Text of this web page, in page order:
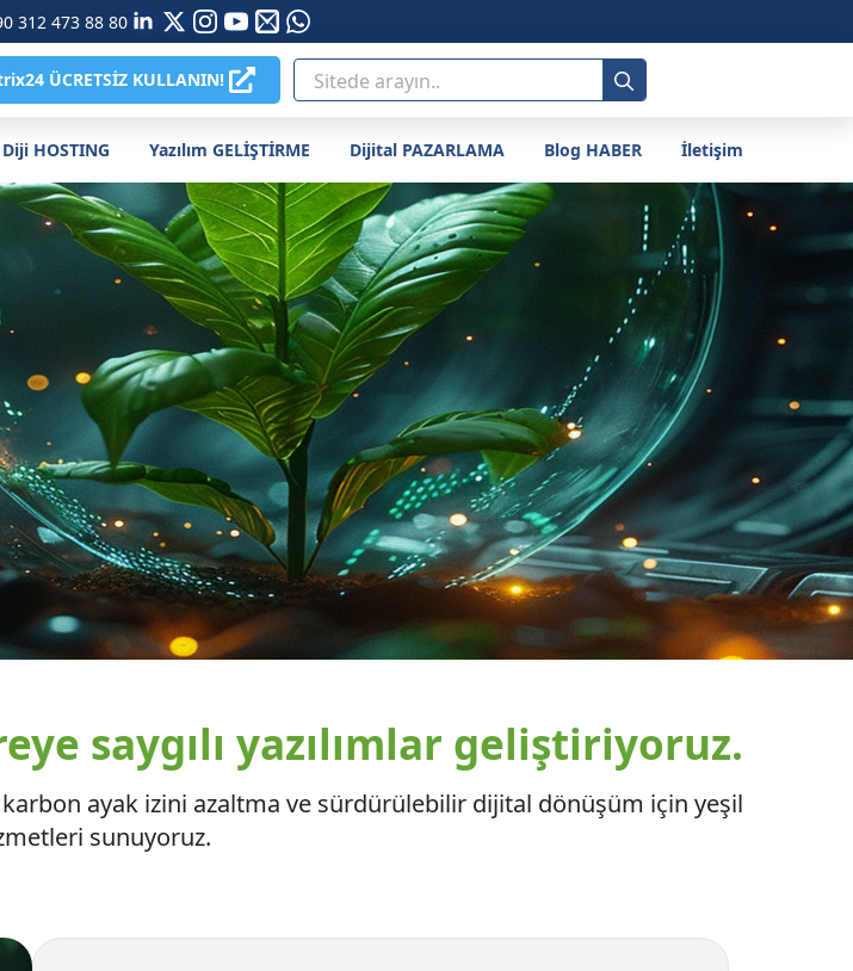
312 473 88 80
ÜCRETSİZ KULLANIN!
Search
for:
Diji HOSTING Yazılım GELİŞTİRME Dijital PAZARLAMA Blog HABER İletişim
saygılı yazılımlar geliştiriyoruz.
ayak izini azaltma ve sürdürülebilir dijital dönüşüm için yeşil
sunuyoruz.